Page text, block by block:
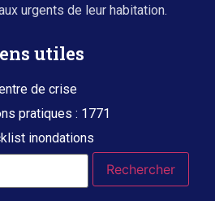
urgents de leur habitation.
utiles
de crise
pratiques : 1771
inondations